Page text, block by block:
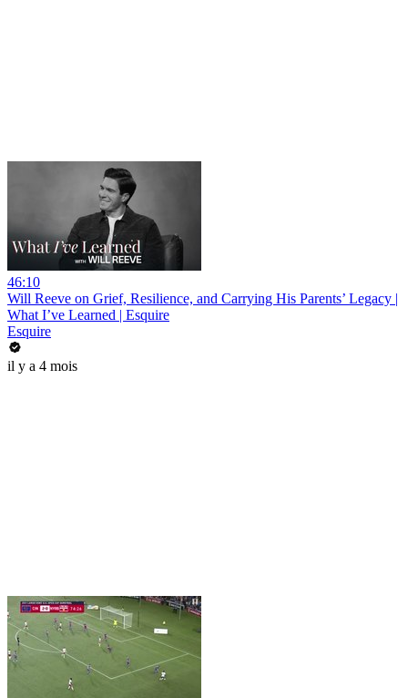
46:10
Will Reeve on Grief, Resilience, and Carrying His Parents’ Legacy |
What I’ve Learned | Esquire
Esquire
il y a 4 mois